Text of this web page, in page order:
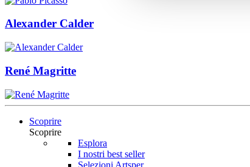
Alexander Calder
René Magritte
Scoprire
Scoprire
Esplora
I nostri best seller
Selezioni Artsper